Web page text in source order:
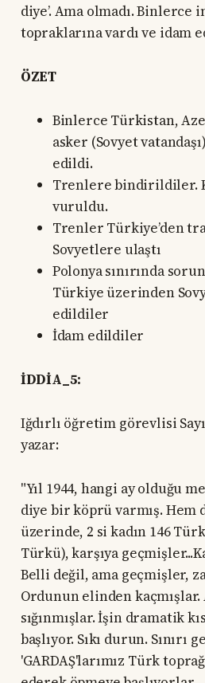
diye’. Ama olmadı. Binlerce
topraklarına vardı ve idam
ÖZET
Binlerce Türkistan,
asker (Sovyet
edildi.
Trenlere bindirildiler.
vuruldu.
Trenler Türkiye’den
Sovyetlere ulaştı
Polonya sınırında
Türkiye üzerinden
edildiler
İdam edildiler
İDDİA_5:
Iğdırlı öğretim görevlisi
yazar:
"Yıl 1944, hangi ay olduğu
diye bir köprü varmış. Hem
üzerinde, 2 si kadın 146
Türkü), karşıya
Belli değil, ama geçmişler,
Ordunun elinden
sığınmışlar. İşin dramatik
başlıyor. Sıkı durun. Sınırı
'GARDAŞ'larımız Türk